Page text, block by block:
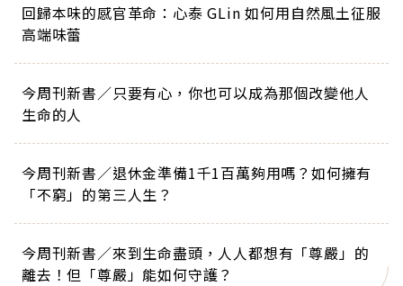
回歸本味的感官革命：心泰 GLin 如何用自然風土征服
高端味蕾
今周刊新書／只要有心，你也可以成為那個改變他人
生命的人
今周刊新書／退休金準備1千1百萬夠用嗎？如何擁有
「不窮」的第三人生？
今周刊新書／來到生命盡頭，人人都想有「尊嚴」的
離去！但「尊嚴」能如何守護？